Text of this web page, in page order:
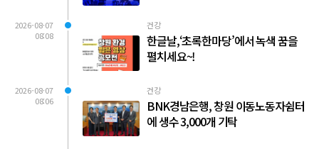
2026-08-07
08:08
건강
한글날,‘초록한마당’에서 녹색 꿈을
펼치세요~!
2026-08-07
08:06
건강
BNK경남은행, 창원 이동노동자쉼터
에 생수 3,000개 기탁